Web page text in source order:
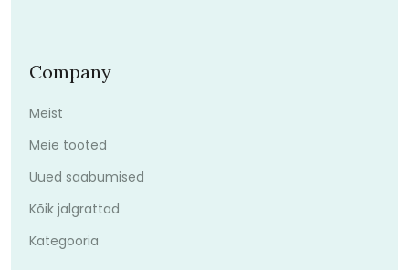
Company
Meist
Meie tooted
Uued saabumised
Kõik jalgrattad
Kategooria